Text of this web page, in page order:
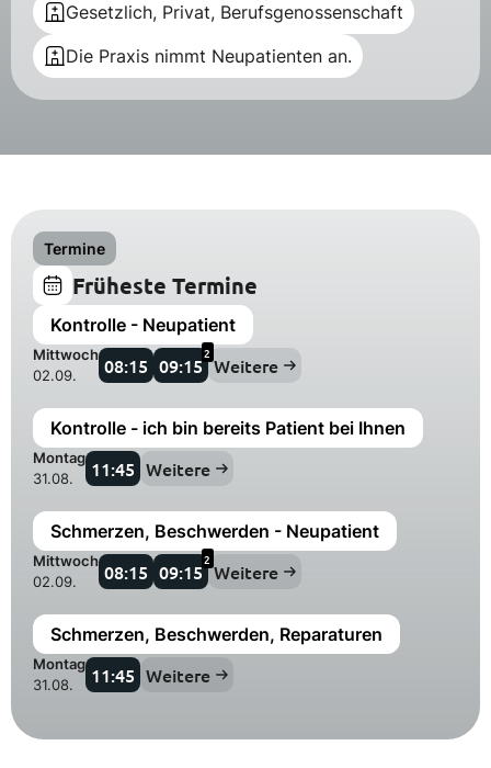
Gesetzlich, Privat, Berufsgenossenschaft
Die Praxis nimmt Neupatienten an.
Termine
Früheste Termine
Kontrolle - Neupatient
Mittwoch
02.09.
08:15 09:15
2
Weitere
Kontrolle - ich bin bereits Patient bei Ihnen
Montag
31.08.
11:45 Weitere
Schmerzen, Beschwerden - Neupatient
Mittwoch
02.09.
08:15 09:15
2
Weitere
Schmerzen, Beschwerden, Reparaturen
Montag
31.08.
11:45 Weitere